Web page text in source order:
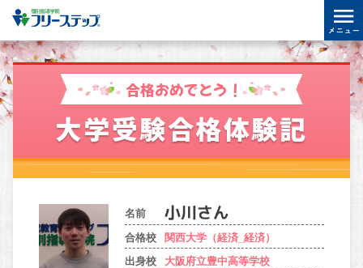
合格おめでとう！
大学受験合格体験記
名前
合格校
関西大学（経済_経済）
出身校
大阪府立豊中高等学校